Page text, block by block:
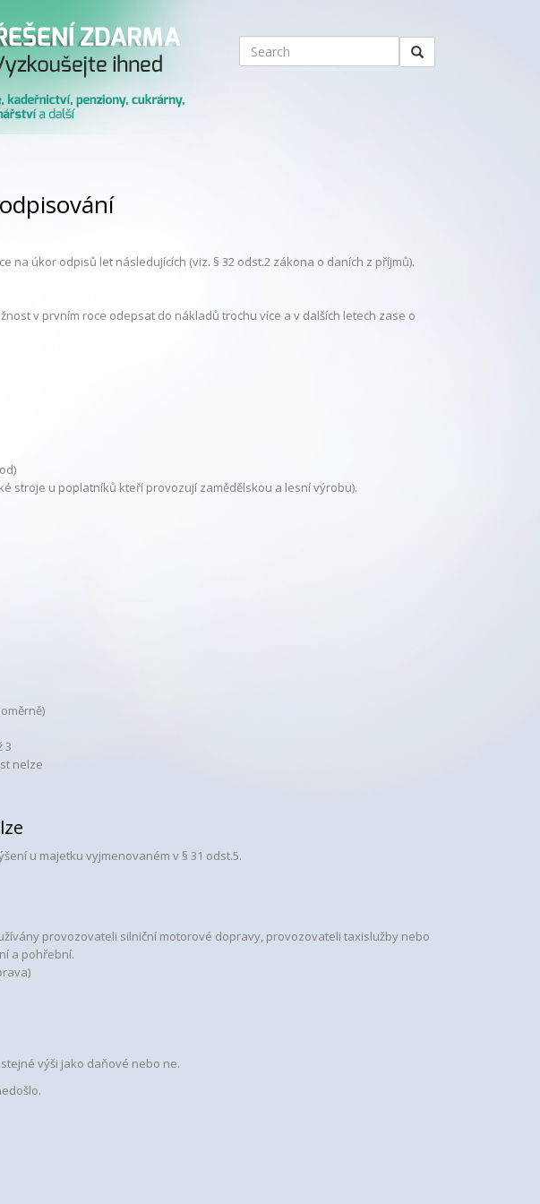
na úkor odpisů let následujících (viz. § 32 odst.2 zákona o daních z příjmů).
v prvním roce odepsat do nákladů trochu více a v dalších letech zase o
stroje u poplatníků kteří provozují zamědělskou a lesní výrobu).
3
nelze
u majetku vyjmenovaném v § 31 odst.5.
provozovateli silniční motorové dopravy, provozovateli taxislužby nebo
a pohřební.
výši jako daňové nebo ne.